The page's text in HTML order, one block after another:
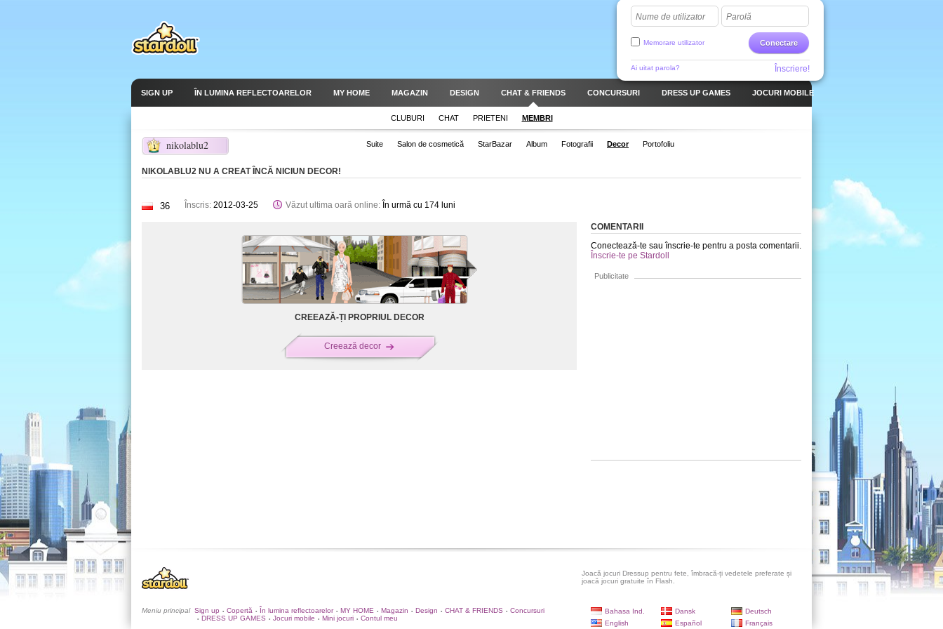
Nume de utilizator Parolă
Conectare
Memorare utilizator
Ai uitat parola? Înscriere!
SIGN UP ÎN LUMINA REFLECTOARELOR MY HOME MAGAZIN DESIGN CHAT & FRIENDS CONCURSURI DRESS UP GAMES JOCURI MOBILE
CLUBURI CHAT PRIETENI MEMBRI
nikolablu2
1 Suite Salon de cosmetică StarBazar Album Fotografii Decor Portofoliu
NIKOLABLU2 NU A CREAT ÎNCĂ NICIUN DECOR!
36 Înscris: 2012-03-25 Văzut ultima oară online: În urmă cu 174 luni
CREEAZĂ-ȚI PROPRIUL DECOR
Creează decor
COMENTARII
Conectează-te sau înscrie-te pentru a posta comentarii.
Înscrie-te pe Stardoll
Publicitate
Joacă jocuri Dressup pentru fete, îmbracă-ți vedetele preferate și
joacă jocuri gratuite în Flash.
Meniu principal Sign up • Copertă • În lumina reflectoarelor • MY HOME • Magazin • Design • CHAT & FRIENDS • Concursuri
• DRESS UP GAMES • Jocuri mobile • Mini jocuri • Contul meu
Bahasa Ind. Dansk
Deutsch
English
Español Français